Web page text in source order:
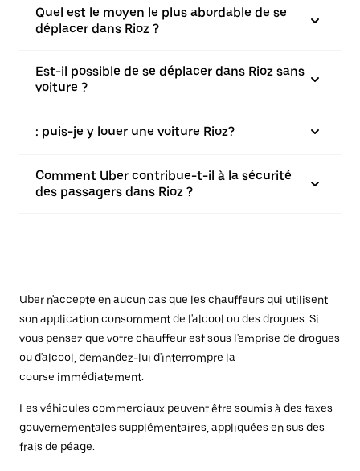
Quel est le moyen le plus abordable de se
déplacer dans Rioz ?
Est-il possible de se déplacer dans Rioz sans
voiture ?
: puis-je y louer une voiture Rioz?
Comment Uber contribue-t-il à la sécurité
des passagers dans Rioz ?
Uber n'accepte en aucun cas que les chauffeurs qui utilisent
son application consomment de l'alcool ou des drogues. Si
vous pensez que votre chauffeur est sous l'emprise de drogues
ou d'alcool, demandez-lui d'interrompre la
course immédiatement.
Les véhicules commerciaux peuvent être soumis à des taxes
gouvernementales supplémentaires, appliquées en sus des
frais de péage.